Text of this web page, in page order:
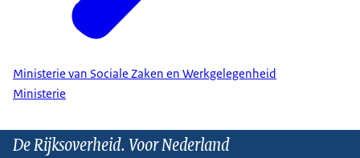
Ministerie van Sociale Zaken en Werkgelegenheid
Ministerie
De Rijksoverheid. Voor Nederland